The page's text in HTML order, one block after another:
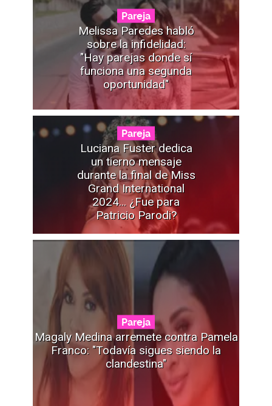
Pareja
Melissa Paredes habló
sobre la infidelidad:
"Hay parejas donde sí
funciona una segunda
oportunidad"
Pareja
Luciana Fuster dedica
un tierno mensaje
durante la final de Miss
Grand International
2024... ¿Fue para
Patricio Parodi?
Pareja
Magaly Medina arremete contra Pamela
Franco: "Todavía sigues siendo la
clandestina"